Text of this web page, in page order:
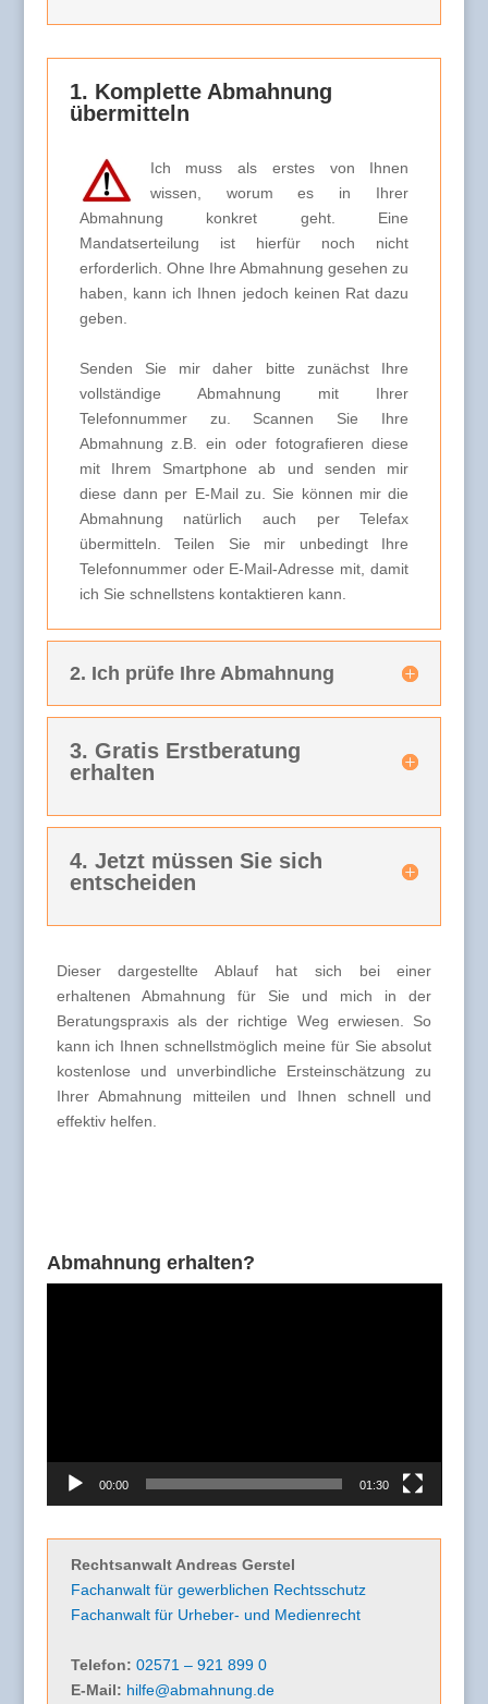
1. Komplette Abmahnung
übermitteln
Ich muss als erstes von Ihnen
wissen, worum es in Ihrer
Abmahnung konkret geht. Eine
Mandatserteilung ist hierfür noch nicht
erforderlich. Ohne Ihre Abmahnung gesehen zu
haben, kann ich Ihnen jedoch keinen Rat dazu
geben.
Senden Sie mir daher bitte zunächst Ihre
vollständige Abmahnung mit Ihrer
Telefonnummer zu. Scannen Sie Ihre
Abmahnung z.B. ein oder fotografieren diese
mit Ihrem Smartphone ab und senden mir
diese dann per E-Mail zu. Sie können mir die
Abmahnung natürlich auch per Telefax
übermitteln. Teilen Sie mir unbedingt Ihre
Telefonnummer oder E-Mail-Adresse mit, damit
ich Sie schnellstens kontaktieren kann.
2. Ich prüfe Ihre Abmahnung
3. Gratis Erstberatung
erhalten
4. Jetzt müssen Sie sich
entscheiden
Dieser dargestellte Ablauf hat sich bei einer
erhaltenen Abmahnung für Sie und mich in der
Beratungspraxis als der richtige Weg erwiesen. So
kann ich Ihnen schnellstmöglich meine für Sie absolut
kostenlose und unverbindliche Ersteinschätzung zu
Ihrer Abmahnung mitteilen und Ihnen schnell und
effektiv helfen.
Abmahnung erhalten?
00:00 01:30
Rechtsanwalt Andreas Gerstel
Fachanwalt für gewerblichen Rechtsschutz
Fachanwalt für Urheber- und Medienrecht
Telefon: 02571 – 921 899 0
E-Mail: hilfe@abmahnung.de